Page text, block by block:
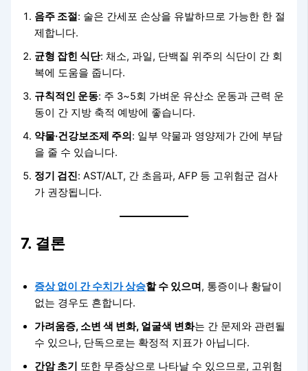
음주 조절: 술은 간세포 손상을 유발하므로 가능한 한 절
제합니다.
균형 잡힌 식단: 채소, 과일, 단백질 위주의 식단이 간 회
복에 도움을 줍니다.
규칙적인 운동: 주 3~5회 가벼운 유산소 운동과 근력 운
동이 간 지방 축적 예방에 좋습니다.
약물·건강보조제 주의 : 일부 약물과 영양제가 간에 부담
을 줄 수 있습니다.
정기 검진: AST/ALT, 간 초음파, AFP 등 고위험군 검사
가 권장됩니다.
7. 결론
증상 없이 간 수치가 상승할 수 있으며, 통증이나 황달이
없는 경우도 흔합니다.
가려움증, 소변 색 변화, 얼굴색 변화는 간 문제와 관련될
수 있으나, 단독으로는 확정적 지표가 아닙니다.
간암 초기 또한 무증상으로 나타날 수 있으므로, 고위험